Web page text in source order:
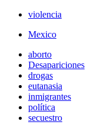
violencia
Mexico
aborto
Desapariciones
drogas
eutanasia
inmigrantes
política
secuestro